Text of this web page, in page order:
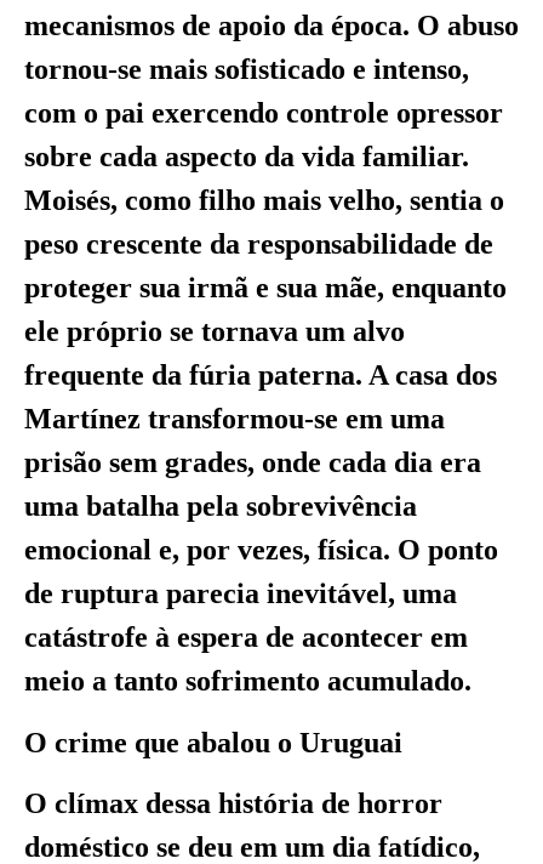
mecanismos de apoio da época. O abuso
tornou-se mais sofisticado e intenso,
com o pai exercendo controle opressor
sobre cada aspecto da vida familiar.
Moisés, como filho mais velho, sentia o
peso crescente da responsabilidade de
proteger sua irmã e sua mãe, enquanto
ele próprio se tornava um alvo
frequente da fúria paterna. A casa dos
Martínez transformou-se em uma
prisão sem grades, onde cada dia era
uma batalha pela sobrevivência
emocional e, por vezes, física. O ponto
de ruptura parecia inevitável, uma
catástrofe à espera de acontecer em
meio a tanto sofrimento acumulado.
O crime que abalou o Uruguai
O clímax dessa história de horror
doméstico se deu em um dia fatídico,